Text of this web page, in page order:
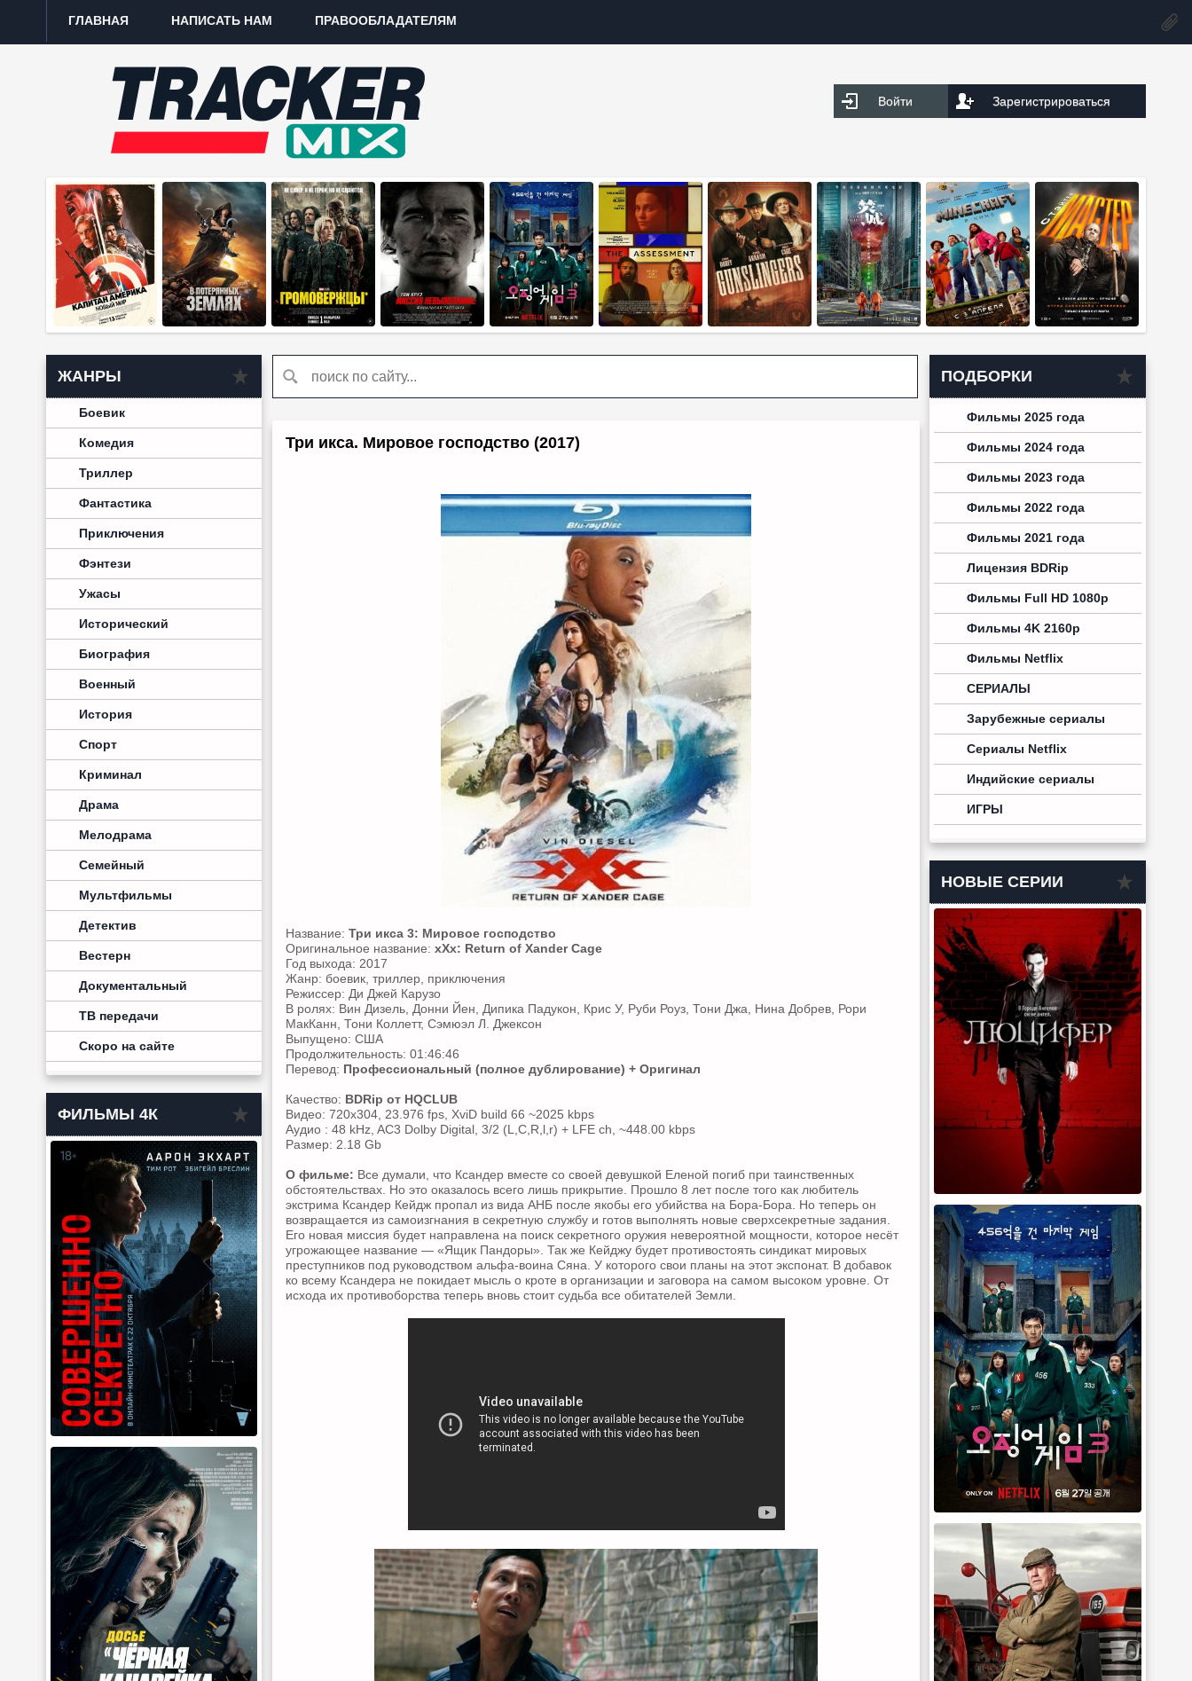
ГЛАВНАЯ НАПИСАТЬ НАМ ПРАВООБЛАДАТЕЛЯМ
Войти Зарегистрироваться
ЖАНРЫ
Боевик
Комедия
Триллер
Фантастика
Приключения
Фэнтези
Ужасы
Исторический
Биография
Военный
История
Спорт
Криминал
Драма
Мелодрама
Семейный
Мультфильмы
Детектив
Вестерн
Документальный
ТВ передачи
Скоро на сайте
ФИЛЬМЫ 4К
Три икса. Мировое господство (2017)
Название: Три икса 3: Мировое господство
Оригинальное название: xXx: Return of Xander Cage
Год выхода: 2017
Жанр: боевик, триллер, приключения
Режиссер: Ди Джей Карузо
В ролях: Вин Дизель, Донни Йен, Дипика Падукон, Крис У, Руби Роуз, Тони Джа, Нина Добрев, Рори
МакКанн, Тони Коллетт, Сэмюэл Л. Джексон
Выпущено: США
Продолжительность: 01:46:46
Перевод: Профессиональный (полное дублирование) + Оригинал
Качество: BDRip от HQCLUB
Видео: 720x304, 23.976 fps, XviD build 66 ~2025 kbps
Аудио : 48 kHz, AC3 Dolby Digital, 3/2 (L,C,R,l,r) + LFE ch, ~448.00 kbps
Размер: 2.18 Gb
О фильме: Все думали, что Ксандер вместе со своей девушкой Еленой погиб при таинственных
обстоятельствах. Но это оказалось всего лишь прикрытие. Прошло 8 лет после того как любитель
экстрима Ксандер Кейдж пропал из вида АНБ после якобы его убийства на Бора-Бора. Но теперь он
возвращается из самоизгнания в секретную службу и готов выполнять новые сверхсекретные задания.
Его новая миссия будет направлена на поиск секретного оружия невероятной мощности, которое несёт
угрожающее название — «Ящик Пандоры». Так же Кейджу будет противостоять синдикат мировых
преступников под руководством альфа-воина Сяна. У которого свои планы на этот экспонат. В добавок
ко всему Ксандера не покидает мысль о кроте в организации и заговора на самом высоком уровне. От
исхода их противоборства теперь вновь стоит судьба все обитателей Земли.
ПОДБОРКИ
Фильмы 2025 года
Фильмы 2024 года
Фильмы 2023 года
Фильмы 2022 года
Фильмы 2021 года
Лицензия BDRip
Фильмы Full HD 1080p
Фильмы 4K 2160p
Фильмы Netflix
СЕРИАЛЫ
Зарубежные сериалы
Сериалы Netflix
Индийские сериалы
ИГРЫ
НОВЫЕ СЕРИИ